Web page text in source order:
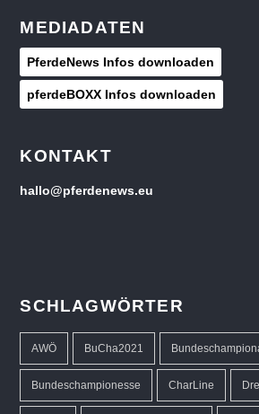
SCHLAGWÖRTER
AWÖ BuCha2021
Bundeschampionesse CharLine
MEDIADATEN
PferdeNews Infos downloaden
pferdeBOXX Infos downloaden
KONTAKT
hallo@pferdenews.eu